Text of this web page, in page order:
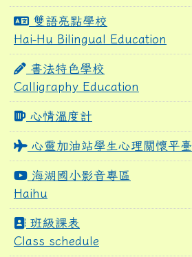
雙語亮點學校
Hai-Hu Bilingual Education
書法特色學校
Calligraphy Education
心情溫度計
心靈加油站學生心理關懷平臺
海湖國小影音專區
Haihu
班級課表
Class schedule